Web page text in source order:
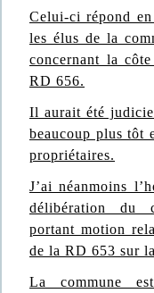
Celui-ci répond
les élus de la
concernant la
RD 656.
Il aurait été
beaucoup plus tôt
propriétaires.
J’ai néanmoins
délibération du
portant motion
de la RD 653 sur
La commune